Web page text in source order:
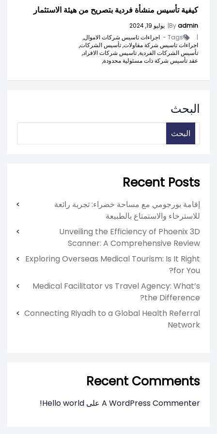
كيفية تأسيس منشأة فردية بتصريح من هيئة الاستثمار
Byadmin
| يوليو 19, 2024
|
Tags -
اجراءات تاسيس شركات الاموال,
اجراءات تاسيس شركة مقاولات,تأسيس الشركات,
تأسيس الشركات الفردية,تاسيس شركات الافراد,
عقد تأسيس شركة ذات مسئولية محدودة,
البحث
البحث
Recent Posts
إقامة بورجومي مع مساحة خضراء: تجربة رائعة
للاسترخاء والاستمتاع بالطبيعة
Unveiling the Efficiency of Phoenix 3D
Scanner: A Comprehensive Review
Exploring Overseas Medical Tourism: Is It Right
for You?
Medical Facilitator vs Travel Agency: What’s
the Difference?
Connecting Riyadh to a Global Health Referral
Network
Recent Comments
A WordPress Commenter على Hello world!